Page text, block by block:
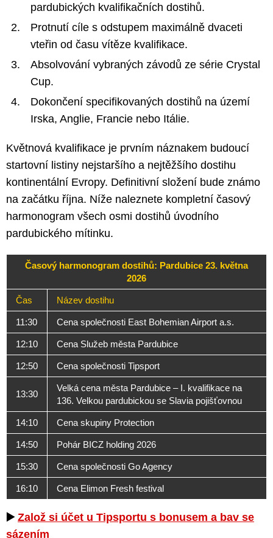
pardubických kvalifikačních dostihů.
Protnutí cíle s odstupem maximálně dvaceti
vteřin od času vítěze kvalifikace.
Absolvování vybraných závodů ze série Crystal
Cup.
Dokončení specifikovaných dostihů na území
Irska, Anglie, Francie nebo Itálie.
Květnová kvalifikace je prvním náznakem budoucí
startovní listiny nejstaršího a nejtěžšího dostihu
kontinentální Evropy. Definitivní složení bude známo
na začátku října. Níže naleznete kompletní časový
harmonogram všech osmi dostihů úvodního
pardubického mítinku.
Časový harmonogram dostihů: Pardubice 23. května
2026
Čas Název dostihu
11:30 Cena společnosti East Bohemian Airport a.s.
12:10 Cena Služeb města Pardubice
12:50 Cena společnosti Tipsport
13:30
Velká cena města Pardubice – I. kvalifikace na
136. Velkou pardubickou se Slavia pojišťovnou
14:10 Cena skupiny Protection
14:50 Pohár BICZ holding 2026
15:30 Cena společnosti Go Agency
16:10 Cena Elimon Fresh festival
▶️ Založ si účet u Tipsportu s bonusem a bav se
sázením